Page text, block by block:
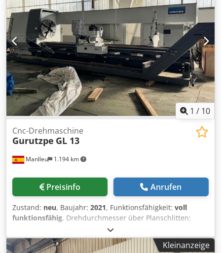
1 / 10
Manlleu 1.194 km
Cnc-Drehmaschine
Gurutzpe GL 13
Preisinfo Anrufen
Zustand: neu, Baujahr: 2021, Funktionsfähigkeit: voll
funktionsfähig, Drehdurchmesser über Planschlitten:
110 mm
1.300 mm, Spitzenhöhe in Kurbel:710 mm, Spitzenbreite:
890 mm, Drehlänge: 6.000 mm , Gesamtlänge:11.920 mm,
Kleinanzeige